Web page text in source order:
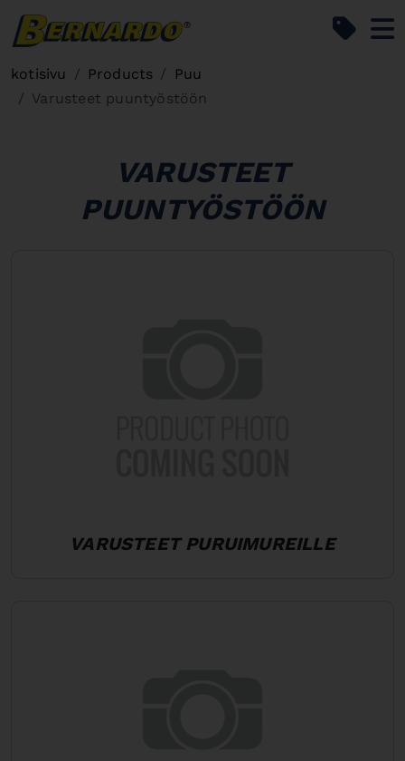
kotisivu Products
Puu
Varusteet puuntyöstöön
VARUSTEET
PUUNTYÖSTÖÖN
VARUSTEET PURUIMUREILLE